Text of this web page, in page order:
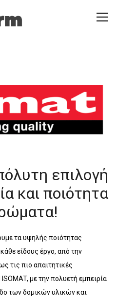
επιλογή
και ποιότητα
τα υψηλής ποιότητας
είδους έργο, από την
τις πιο απαιτητικές
με την πολυετή εμπειρία
των δομικών υλικών και